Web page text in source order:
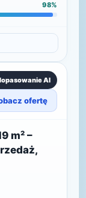
98%
AI
ofertę
m² –